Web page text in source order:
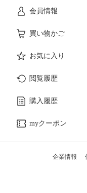
会員情報
買い物かご
お気に入り
閲覧履歴
購入履歴
myクーポン
企業情報